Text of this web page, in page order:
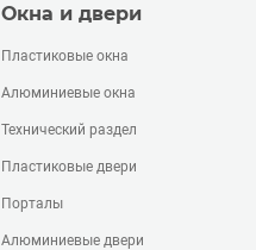
Окна и двери
Пластиковые окна
Алюминиевые окна
Технический раздел
Пластиковые двери
Порталы
Алюминиевые двери